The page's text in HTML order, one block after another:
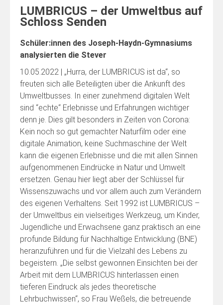
LUMBRICUS – der Umweltbus auf
Schloss Senden
Schüler:innen des Joseph-Haydn-Gymnasiums
analysierten die Stever
10.05.2022 | „Hurra, der LUMBRICUS ist da“, so
freuten sich alle Beteiligten über die Ankunft des
Umweltbusses. In einer zunehmend digitalen Welt
sind “echte“ Erlebnisse und Erfahrungen wichtiger
denn je. Dies gilt besonders in Zeiten von Corona:
Kein noch so gut gemachter Naturfilm oder eine
digitale Animation, keine Suchmaschine der Welt
kann die eigenen Erlebnisse und die mit allen Sinnen
aufgenommenen Eindrücke in Natur und Umwelt
ersetzen. Genau hier liegt aber der Schlüssel für
Wissenszuwachs und vor allem auch zum Verändern
des eigenen Verhaltens. Seit 1992 ist LUMBRICUS –
der Umweltbus ein vielseitiges Werkzeug, um Kinder,
Jugendliche und Erwachsene ganz praktisch an eine
profunde Bildung für Nachhaltige Entwicklung (BNE)
heranzuführen und für die Vielzahl des Lebens zu
begeistern. „Die selbst gewonnen Einsichten bei der
Arbeit mit dem LUMBRICUS hinterlassen einen
tieferen Eindruck als jedes theoretische
Lehrbuchwissen“, so Frau Weßels, die betreuende